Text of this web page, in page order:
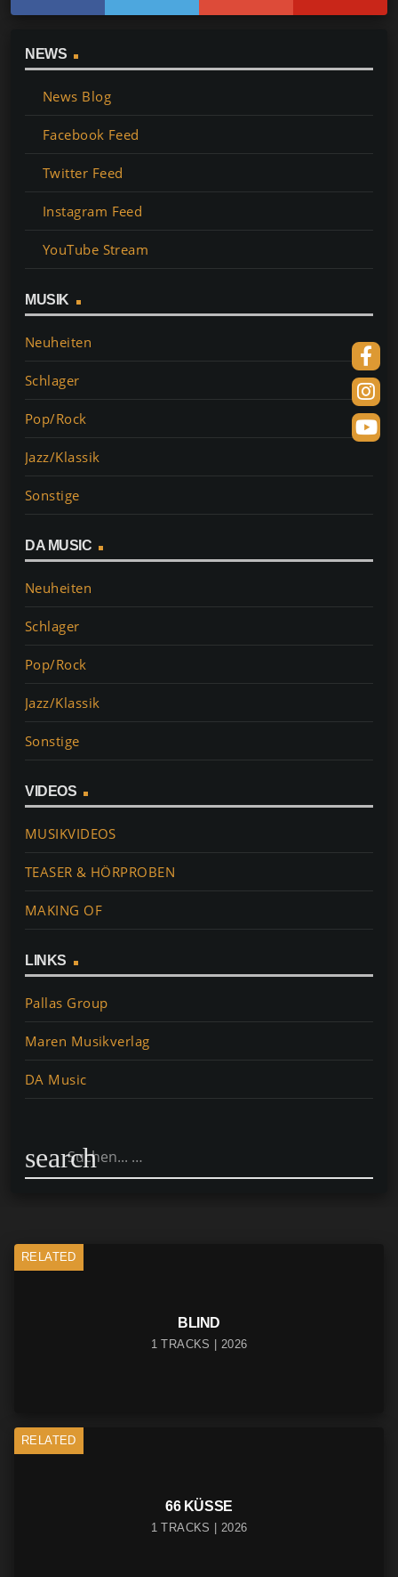
NEWS
News Blog
Facebook Feed
Twitter Feed
Instagram Feed
YouTube Stream
MUSIK
Neuheiten
Schlager
Pop/Rock
Jazz/Klassik
Sonstige
DA MUSIC
Neuheiten
Schlager
Pop/Rock
Jazz/Klassik
Sonstige
VIDEOS
MUSIKVIDEOS
TEASER & HÖRPROBEN
MAKING OF
LINKS
Pallas Group
Maren Musikverlag
DA Music
search
RELATED
BLIND
1 TRACKS | 2026
RELATED
66 KÜSSE
1 TRACKS | 2026